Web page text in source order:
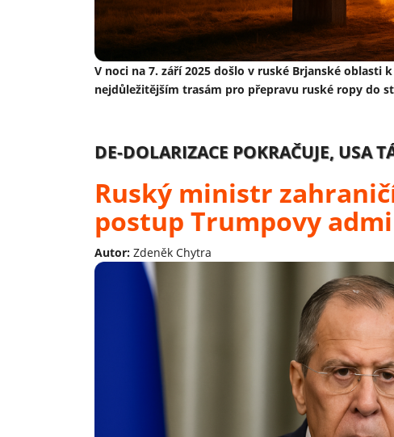
V noci na 7. září 2025 došlo v ruské Brjanské
nejdůležitějším trasám pro přepravu ruské ropy do
DE-DOLARIZACE POKRAČUJE, USA
Ruský ministr
postup Trumpovy
Autor: Zdeněk Chytra